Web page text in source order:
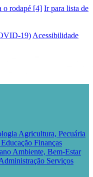
o rodapé [4] Ir para lista de
19) Acessibilidade
Agricultura, Pecuária
Educação Finanças
Ambiente, Bem-Estar
Serviços